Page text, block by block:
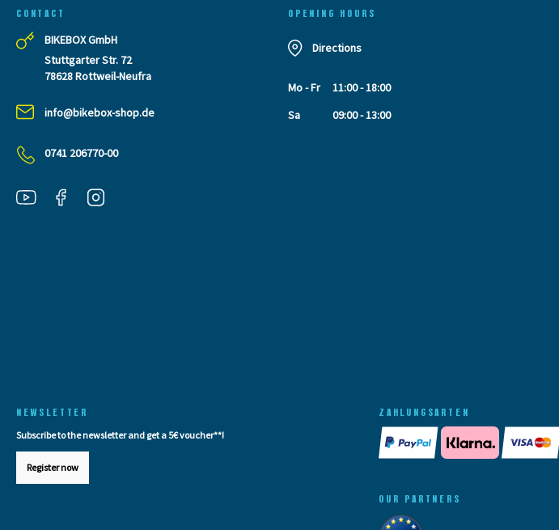
CONTACT
BIKEBOX GmbH
Stuttgarter Str. 72
78628 Rottweil-Neufra
info@bikebox-shop.de
0741 206770-00
OPENING HOURS
Directions
Mo - Fr
11:00 - 18:00
Sa
09:00 - 13:00
NEWSLETTER
Subscribe to the newsletter and get a 5€ voucher**!
Register now
ZAHLUNGSARTEN
OUR PARTNERS